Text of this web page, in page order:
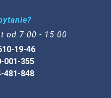
od 7:00 - 15:00
19-46
001-355
481-848